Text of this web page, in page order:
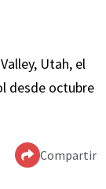
Utah, el
desde octubre
Compartir